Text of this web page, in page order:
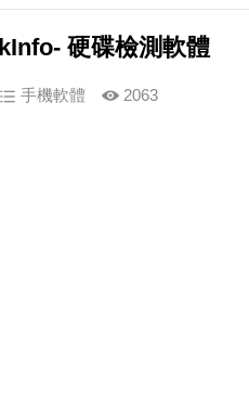
硬碟檢測軟體
手機軟體 2063